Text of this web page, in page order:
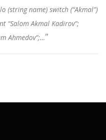
(string name) switch (“Akmal”)
“Salom Akmal Kadirov”;
Ahmedov”;…”